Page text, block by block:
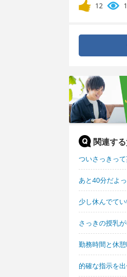
12
関連す
ついさっきっ
あと40分だよ
少し休んでて
さっきの授乳
勤務時間と休
的確な指示を